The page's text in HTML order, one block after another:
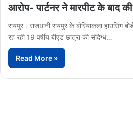
आरोप- पार्टनर ने मारपीट के बाद
रायपुर। राजधानी रायपुर के बोरियाकला हाउसिंग
रह रही 19 वर्षीय बीएड छात्रा की संदिग्ध…
Read More »